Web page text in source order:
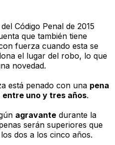
Código Penal de 2015
que también tiene
fuerza cuando esta se
el lugar del robo, lo que
novedad.
está penado con una pena
entre uno y tres años.
agravantedurante la
serán superiores que
dos a los cinco años.